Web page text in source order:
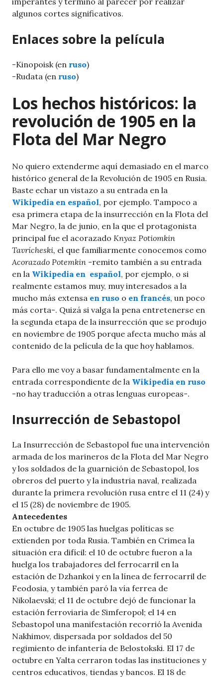
algunos cortes significativos.
Enlaces sobre la película
-Kinopoisk (en ruso)
-Rudata (en ruso)
Los hechos históricos: la
revolución de 1905 en la
Flota del Mar Negro
No quiero extenderme aquí demasiado en el marco
histórico general de la Revolución de 1905 en Rusia.
Baste echar un vistazo a su entrada en la
Wikipedia en español, por ejemplo. Tampoco a
esa primera etapa de la insurrección en la Flota del
Mar Negro, la de junio, en la que el protagonista
principal fue el acorazado Knyaz Potiomkin
Tavrícheski, el que familiarmente conocemos como
Acorazado Potemkin -remito también a su entrada
en la Wikipedia en español, por ejemplo, o si
realmente estamos muy, muy interesados a la
mucho más extensa en ruso o en francés, un poco
más corta-. Quizá si valga la pena entretenerse en
la segunda etapa de la insurrección que se produjo
en noviembre de 1905 porque afecta mucho más al
contenido de la película de la que hoy hablamos.
Para ello me voy a basar fundamentalmente en la
entrada correspondiente de la Wikipedia en ruso
-no hay traducción a otras lenguas europeas-.
Insurrección de Sebastopol
La Insurrección de Sebastopol fue una intervención
armada de los marineros de la Flota del Mar Negro
y los soldados de la guarnición de Sebastopol, los
obreros del puerto y la industria naval, realizada
durante la primera revolución rusa entre el 11 (24) y
el 15 (28) de noviembre de 1905.
Antecedentes
En octubre de 1905 las huelgas políticas se
extienden por toda Rusia. También en Crimea la
situación era difícil: el 10 de octubre fueron a la
huelga los trabajadores del ferrocarril en la
estación de Dzhankoi y en la línea de ferrocarril de
Feodosia, y también paró la vía ferrea de
Nikolaevski; el 11 de octubre dejó de funcionar la
estación ferroviaria de Simferopol; el 14 en
Sebastopol una manifestación recorrió la Avenida
Nakhimov, dispersada por soldados del 50
regimiento de infantería de Belostokski. El 17 de
octubre en Yalta cerraron todas las instituciones y
centros educativos, tiendas y bancos. El 18 de